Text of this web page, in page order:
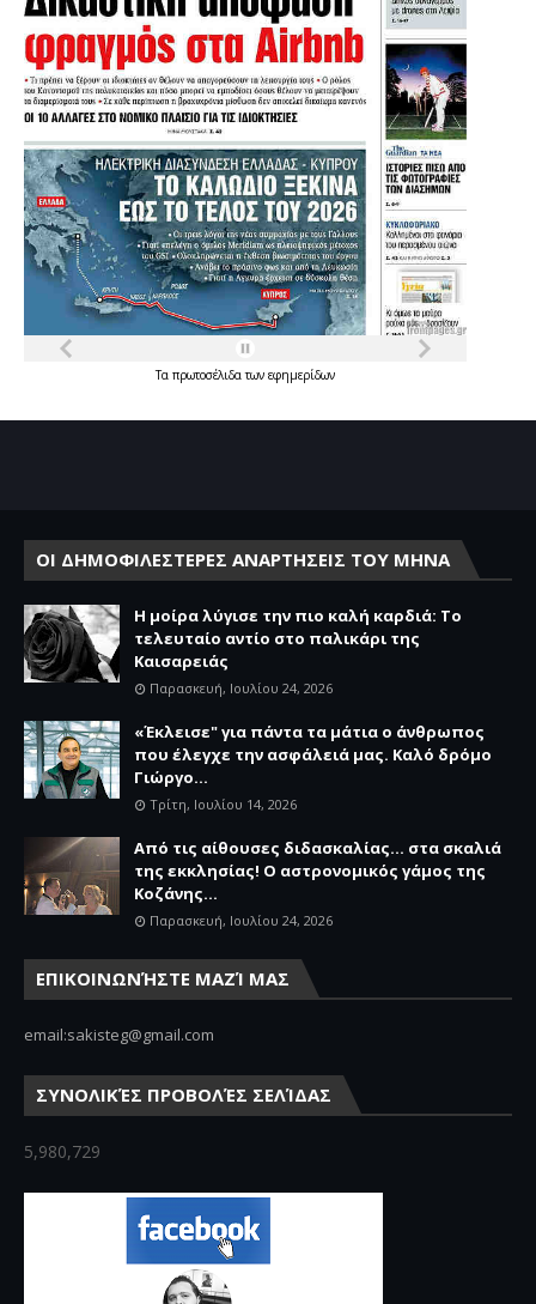
Τα πρωτοσέλιδατων εφημερίδων
ΟΙ ΔΗΜΟΦΙΛΕΣΤΕΡΕΣ ΑΝΑΡΤΗΣΕΙΣ ΤΟΥ ΜΗΝΑ
Η μοίρα λύγισε την πιο καλή καρδιά: Το
τελευταίο αντίο στο παλικάρι της
Καισαρειάς
Παρασκευή, Ιουλίου 24, 2026
«Έκλεισε" για πάντα τα μάτια ο άνθρωπος
που έλεγχε την ασφάλειά μας. Καλό δρόμο
Γιώργο...
Τρίτη, Ιουλίου 14, 2026
Από τις αίθουσες διδασκαλίας… στα σκαλιά
της εκκλησίας! Ο αστρονομικός γάμος της
Κοζάνης...
Παρασκευή, Ιουλίου 24, 2026
ΕΠΙΚΟΙΝΩΝΉΣΤΕ ΜΑΖΊ ΜΑΣ
email:sakisteg@gmail.com
ΣΥΝΟΛΙΚΈΣ ΠΡΟΒΟΛΈΣ ΣΕΛΊΔΑΣ
5,980,729